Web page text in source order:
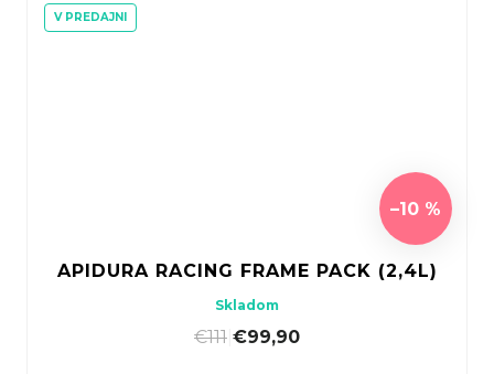
V PREDAJNI
–10 %
APIDURA RACING FRAME PACK (2,4L)
Skladom
€111 €99,90